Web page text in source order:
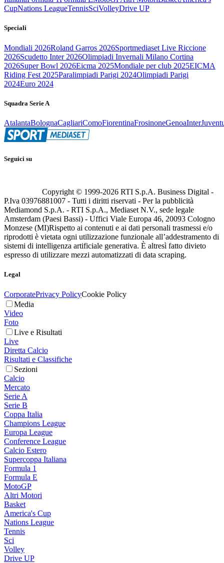
CupNations LeagueTennisSciVolleyDrive UP
Speciali
Mondiali 2026Roland Garros 2026Sportmediaset Live Riccione
2026Scudetto Inter 2026Olimpiadi Invernali Milano Cortina
2026Super Bowl 2026Eicma 2025Mondiale per club 2025EICMA
Riding Fest 2025Paralimpiadi Parigi 2024Olimpiadi Parigi
2024Euro 2024
Squadra Serie A
AtalantaBolognaCagliariComoFiorentinaFrosinoneGenoaInter
Seguici su
Copyright © 1999-2026 RTI S.p.A. Business Digital -
P.Iva 03976881007 - Tutti i diritti riservati - Per la pubblicità
Mediamond S.p.A. - RTI S.p.A., Mediaset N.V., sede legale
Amsterdam (Paesi Bassi) - Uffici Viale Europa 46, 20093 Cologno
Monzese (MI)Rispetto ai contenuti e ai dati personali trasmessi e/o
riprodotti è vietata ogni utilizzazione funzionale all’addestramento di
sistemi di intelligenza artificiale generativa. È altresì fatto divieto
espresso di utilizzare mezzi automatizzati di data scraping.
Legal
CorporatePrivacy PolicyCookie Policy
Media
Video
Foto
Live e Risultati
Live
Diretta Calcio
Risultati e Classifiche
Sezioni
Calcio
Mercato
Serie A
Serie B
Coppa Italia
Champions League
Europa League
Conference League
Calcio Estero
Supercoppa Italiana
Formula 1
Formula E
MotoGP
Altri Motori
Basket
America's Cup
Nations League
Tennis
Sci
Volley
Drive UP